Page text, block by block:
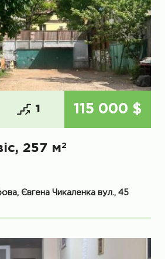
1 115 000 $
257 м2
Євгена Чикаленка вул., 45